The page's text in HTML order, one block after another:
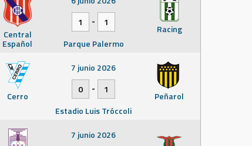
Central
Español
Racing
1
-
1
Parque Palermo
Cerro Peñarol
7 junio 2026
0
-
1
Estadio Luis Tróccoli
7 junio 2026